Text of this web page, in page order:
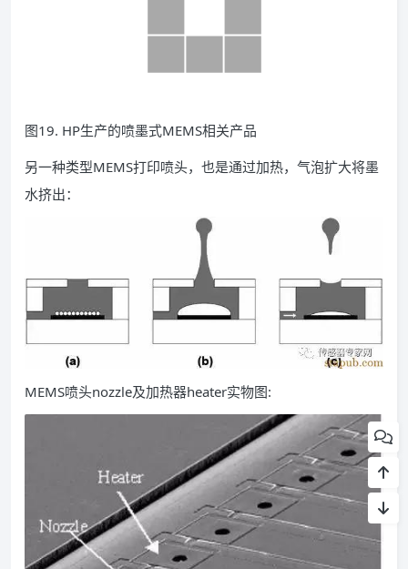
图19. HP生产的喷墨式MEMS相关产品
另一种类型MEMS打印喷头，也是通过加热，气泡扩大将墨
水挤出：
MEMS喷头nozzle及加热器heater实物图: